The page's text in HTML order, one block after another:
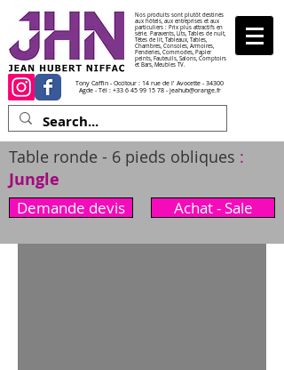
Nos produits sont plutôt destinés
aux hôtels, aux entreprises et aux
particuliers : Prix plus attractifs en
série. Paravents, Lits, Tables de nuit,
Têtes de lit, Tableaux, Tables,
Chambres, Consoles, Armoires,
Penderies, Commodes, Papier
peints, Fauteuils, Salons, Comptoirs
et Bars, Meubles TV.
Tony Caffin - Occitour : 14 rue de l' Avocette - 34300
Agde - Tél : +33 6 45 99 15 78- jeahub@orange.fr
Table ronde - 6 pieds obliques :
Jungle
Demande devis Achat - Sale